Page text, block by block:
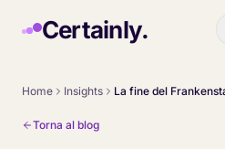
Certainly.
Home Insights
Torna al blog